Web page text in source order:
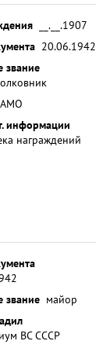
__.__.1907
20.06.1942
звание
информации
награждений
звание майор
ВС СССР